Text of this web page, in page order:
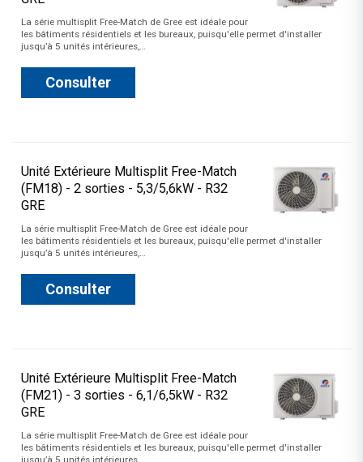
La série multisplit Free-Match de Gree est idéale pour
les bâtiments résidentiels et les bureaux, puisqu'elle permet d'installer
jusqu’à 5 unités intérieures,…
Consulter
Unité Extérieure Multisplit Free-Match
(FM18) - 2 sorties - 5,3/5,6kW - R32
GRE
La série multisplit Free-Match de Gree est idéale pour
les bâtiments résidentiels et les bureaux, puisqu'elle permet d'installer
jusqu’à 5 unités intérieures,…
Consulter
Unité Extérieure Multisplit Free-Match
(FM21) - 3 sorties - 6,1/6,5kW - R32
GRE
La série multisplit Free-Match de Gree est idéale pour
les bâtiments résidentiels et les bureaux, puisqu'elle permet d'installer
jusqu’à 5 unités intérieures,…